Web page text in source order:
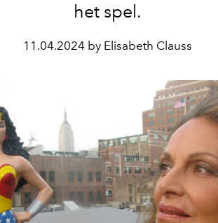
het spel.
11.04.2024 by Elisabeth Clauss